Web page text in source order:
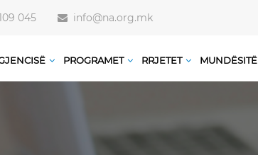
045 info@na.org.mk
PROGRAMET RRJETET MUNDËSITË